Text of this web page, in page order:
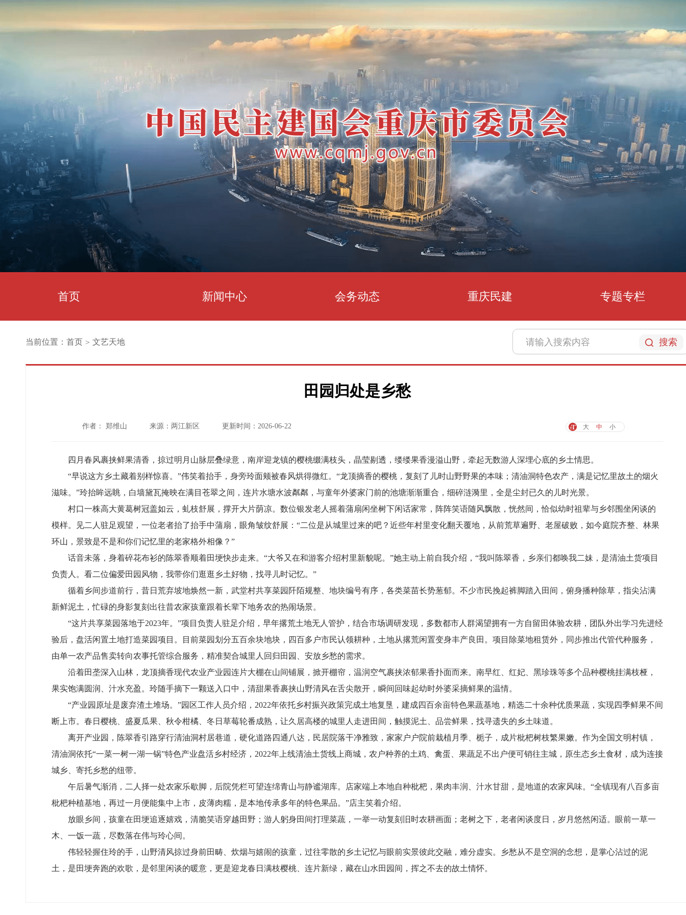
首页 新闻中心 会务动态 重庆民建 专题专栏
搜索
当前位置： 首页 > 文艺天地
田园归处是乡愁
作者： 郑维山 来源：两江新区 更新时间：2026-06-22 大 中 小
四月春风裹挟鲜果清香，掠过明月山脉层叠绿意，南岸迎龙镇的樱桃缀满枝头，晶莹剔透，缕缕果香漫溢山野，牵起无数游人深埋心底的乡土情思。
“早说这方乡土藏着别样惊喜。”伟笑着抬手，身旁玲面颊被春风烘得微红。“龙顶摘香的樱桃，复刻了儿时山野野果的本味；清油洞特色农产，满是记忆里故土的烟火
滋味。”玲抬眸远眺，白墙黛瓦掩映在满目苍翠之间，连片水塘水波粼粼，与童年外婆家门前的池塘渐渐重合，细碎涟漪里，全是尘封已久的儿时光景。
村口一株高大黄葛树冠盖如云，虬枝舒展，撑开大片荫凉。数位银发老人摇着蒲扇闲坐树下闲话家常，阵阵笑语随风飘散，恍然间，恰似幼时祖辈与乡邻围坐闲谈的
模样。见二人驻足观望，一位老者抬了抬手中蒲扇，眼角皱纹舒展：“二位是从城里过来的吧？近些年村里变化翻天覆地，从前荒草遍野、老屋破败，如今庭院齐整、林果
环山，景致是不是和你们记忆里的老家格外相像？”
话音未落，身着碎花布衫的陈翠香顺着田埂快步走来。“大爷又在和游客介绍村里新貌呢。”她主动上前自我介绍，“我叫陈翠香，乡亲们都唤我二妹，是清油土货项目
负责人。看二位偏爱田园风物，我带你们逛逛乡土好物，找寻儿时记忆。”
循着乡间步道前行，昔日荒弃坡地焕然一新，武堂村共享菜园阡陌规整、地块编号有序，各类菜苗长势葱郁。不少市民挽起裤脚踏入田间，俯身播种除草，指尖沾满
新鲜泥土，忙碌的身影复刻出往昔农家孩童跟着长辈下地务农的热闹场景。
“这片共享菜园落地于2023年。”项目负责人驻足介绍，早年撂荒土地无人管护，结合市场调研发现，多数都市人群渴望拥有一方自留田体验农耕，团队外出学习先进经
验后，盘活闲置土地打造菜园项目。目前菜园划分五百余块地块，四百多户市民认领耕种，土地从撂荒闲置变身丰产良田。项目除菜地租赁外，同步推出代管代种服务，
由单一农产品售卖转向农事托管综合服务，精准契合城里人回归田园、安放乡愁的需求。
沿着田垄深入山林，龙顶摘香现代农业产业园连片大棚在山间铺展，掀开棚帘，温润空气裹挟浓郁果香扑面而来。南早红、红妃、黑珍珠等多个品种樱桃挂满枝桠，
果实饱满圆润、汁水充盈。玲随手摘下一颗送入口中，清甜果香裹挟山野清风在舌尖散开，瞬间回味起幼时外婆采摘鲜果的温情。
“产业园原址是废弃渣土堆场。”园区工作人员介绍，2022年依托乡村振兴政策完成土地复垦，建成四百余亩特色果蔬基地，精选二十余种优质果蔬，实现四季鲜果不间
断上市。春日樱桃、盛夏瓜果、秋令柑橘、冬日草莓轮番成熟，让久居高楼的城里人走进田间，触摸泥土、品尝鲜果，找寻遗失的乡土味道。
离开产业园，陈翠香引路穿行清油洞村居巷道，硬化道路四通八达，民居院落干净雅致，家家户户院前栽植月季、栀子，成片枇杷树枝繁果嫩。作为全国文明村镇，
清油洞依托“一菜一树一湖一锅”特色产业盘活乡村经济，2022年上线清油土货线上商城，农户种养的土鸡、禽蛋、果蔬足不出户便可销往主城，原生态乡土食材，成为连接
城乡、寄托乡愁的纽带。
午后暑气渐消，二人择一处农家乐歇脚，后院凭栏可望连绵青山与静谧湖库。店家端上本地自种枇杷，果肉丰润、汁水甘甜，是地道的农家风味。“全镇现有八百多亩
枇杷种植基地，再过一月便能集中上市，皮薄肉糯，是本地传承多年的特色果品。”店主笑着介绍。
放眼乡间，孩童在田埂追逐嬉戏，清脆笑语穿越田野；游人躬身田间打理菜蔬，一举一动复刻旧时农耕画面；老树之下，老者闲谈度日，岁月悠然闲适。眼前一草一
木、一饭一蔬，尽数落在伟与玲心间。
伟轻轻握住玲的手，山野清风掠过身前田畴、炊烟与嬉闹的孩童，过往零散的乡土记忆与眼前实景彼此交融，难分虚实。乡愁从不是空洞的念想，是掌心沾过的泥
土，是田埂奔跑的欢歌，是邻里闲谈的暖意，更是迎龙春日满枝樱桃、连片新绿，藏在山水田园间，挥之不去的故土情怀。